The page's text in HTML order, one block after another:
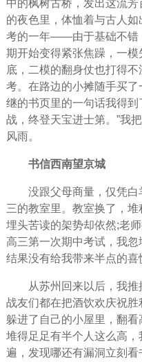
中的枫树古桥，发出这流
的夜色里，体恤着与古人
考的一年——由于基础不错
期开始变得紧张焦躁，一模
底，二模的翻身仗也打得不
考。在路边的小摊随手买
继的书页里的一句话我得
战，终登天宝进士第。”我
风雨。
书信西南望京城
没跟父母商量，仅凭
三的教室里。教室换了，堆
埋头苦读的架势却依然;老师
高三第一次期中考试，我忽
结果没有给我带来半点的喜
从苏州回来以后，我
战友们都在把酒饮欢庆祝胜
躲进了自己的小屋里，翻
堆得足足有半个人这么高
遍，发现哪还有漏洞立刻